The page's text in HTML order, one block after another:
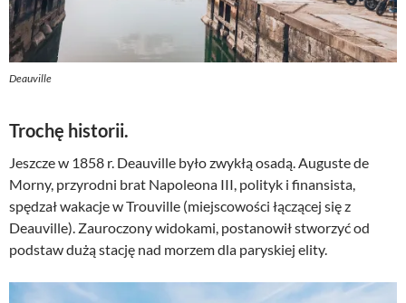
Deauville
Trochę historii.
Jeszcze w 1858 r. Deauville było zwykłą osadą. Auguste de
Morny, przyrodni brat Napoleona III, polityk i finansista,
spędzał wakacje w Trouville (miejscowości łączącej się z
Deauville). Zauroczony widokami, postanowił stworzyć od
podstaw dużą stację nad morzem dla paryskiej elity.